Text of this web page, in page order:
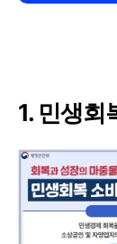
1. 민생회